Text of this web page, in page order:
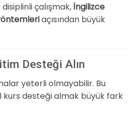
çalışmak, İngilizce
açısından büyük
Desteği Alın
yeterli olmayabilir. Bu
desteği almak büyük fark